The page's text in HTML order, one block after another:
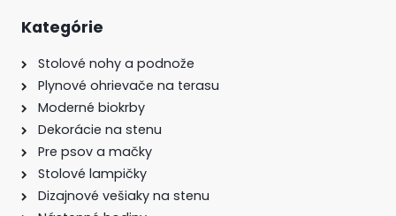
Kategórie
Stolové nohy a podnože
Plynové ohrievače na terasu
Moderné biokrby
Dekorácie na stenu
Pre psov a mačky
Stolové lampičky
Dizajnové vešiaky na stenu